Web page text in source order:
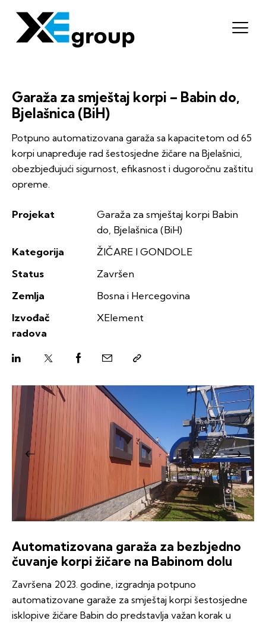
Garaža za smještaj korpi – Babin do,
Bjelašnica (BiH)
Potpuno automatizovana garaža sa kapacitetom od 65
korpi unapređuje rad šestosjedne žičare na Bjelašnici,
obezbjeđujući sigurnost, efikasnost i dugoročnu zaštitu
opreme.
Projekat
Garaža za smještaj korpi Babin
do, Bjelašnica (BiH)
Kategorija
ŽIČARE I GONDOLE
Status
Završen
Zemlja
Bosna i Hercegovina
Izvođač
radova
XElement
Automatizovana garaža za bezbjedno
čuvanje korpi žičare na Babinom dolu
Završena 2023. godine, izgradnja potpuno
automatizovane garaže za smještaj korpi šestosjedne
isklopive žičare Babin do predstavlja važan korak u